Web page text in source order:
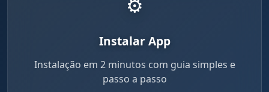
Instalar App
Instalação em 2 minutos com guia simples e
passo a passo